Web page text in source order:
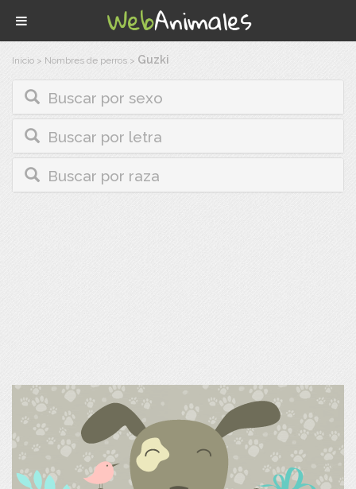
Inicio > Nombres de perros > Guzki
Buscar por sexo
Buscar por letra
Buscar por raza